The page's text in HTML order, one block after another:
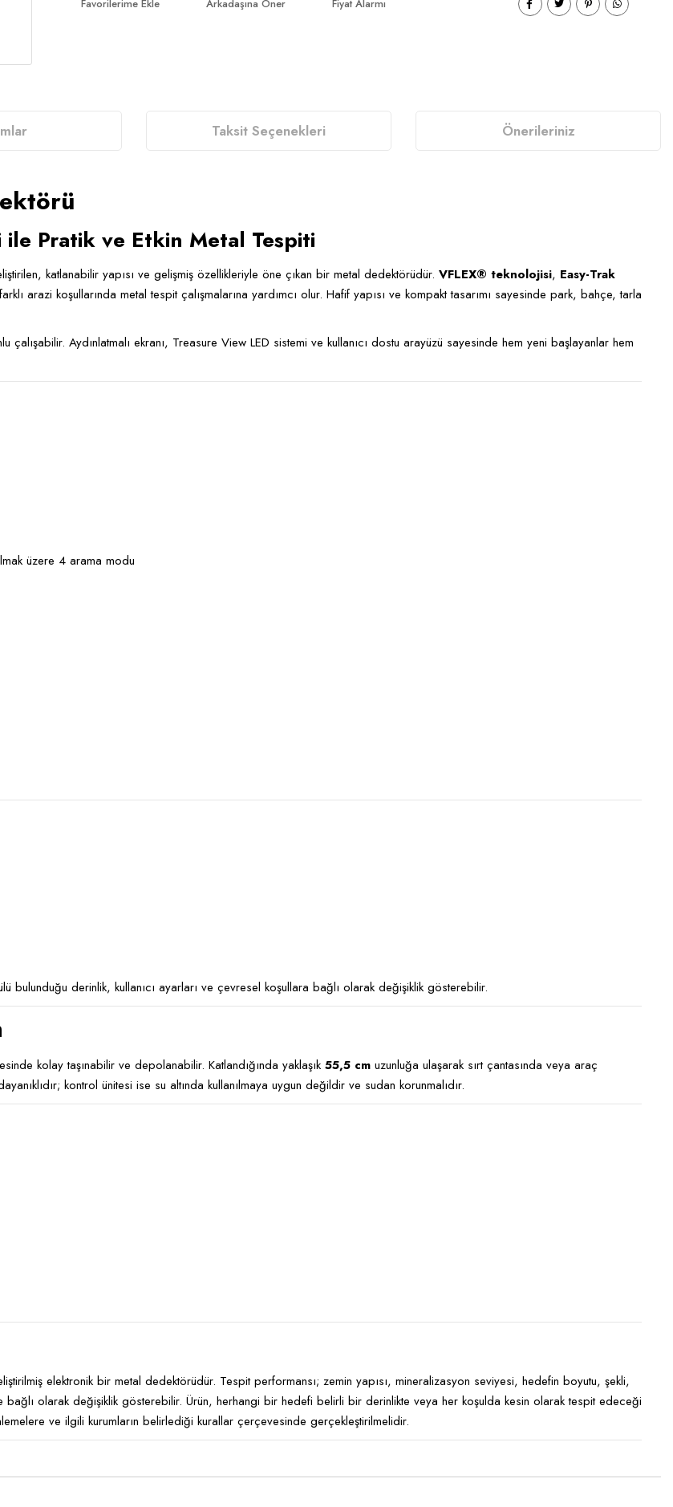
Arkadaşına Öner Fiyat Alarmı
Taksit Seçenekleri Önerileriniz
ile Pratik ve Etkin Metal Tespiti
katlanabilir yapısı ve gelişmiş özellikleriyle öne çıkan bir metal dedektörüdür. VFLEX® teknolojisi, Easy-Trak
arazi koşullarında metal tespit çalışmalarına yardımcı olur. Hafif yapısı ve kompakt tasarımı sayesinde park, bahçe, tarla
Aydınlatmalı ekranı, Treasure View LED sistemi ve kullanıcı dostu arayüzü sayesinde hem yeni başlayanlar hem
üzere 4 arama modu
bulunduğu derinlik, kullanıcı ayarları ve çevresel koşullara bağlı olarak değişiklik gösterebilir.
kolay taşınabilir ve depolanabilir. Katlandığında yaklaşık 55,5 cm uzunluğa ulaşarak sırt çantasında veya araç
kontrol ünitesi ise su altında kullanılmaya uygun değildir ve sudan korunmalıdır.
elektronik bir metal dedektörüdür. Tespit performansı; zemin yapısı, mineralizasyon seviyesi, hedefin boyutu, şekli,
bağlı olarak değişiklik gösterebilir. Ürün, herhangi bir hedefi belirli bir derinlikte veya her koşulda kesin olarak tespit edeceği
ve ilgili kurumların belirlediği kurallar çerçevesinde gerçekleştirilmelidir.